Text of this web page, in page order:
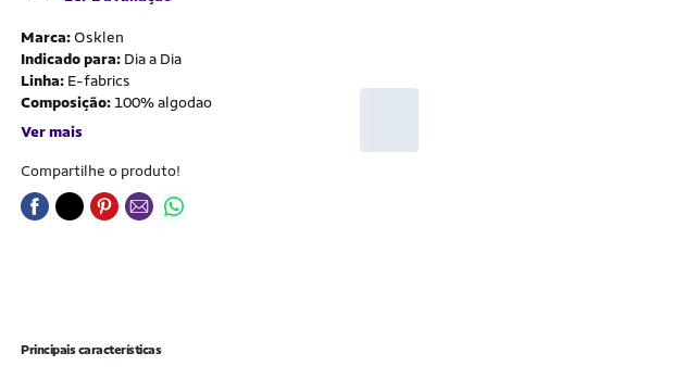
Marca: Osklen
Indicado para: Dia a Dia
Linha: E-fabrics
Composição: 100% algodao
Ver mais
Compartilhe o produto!
Principais características